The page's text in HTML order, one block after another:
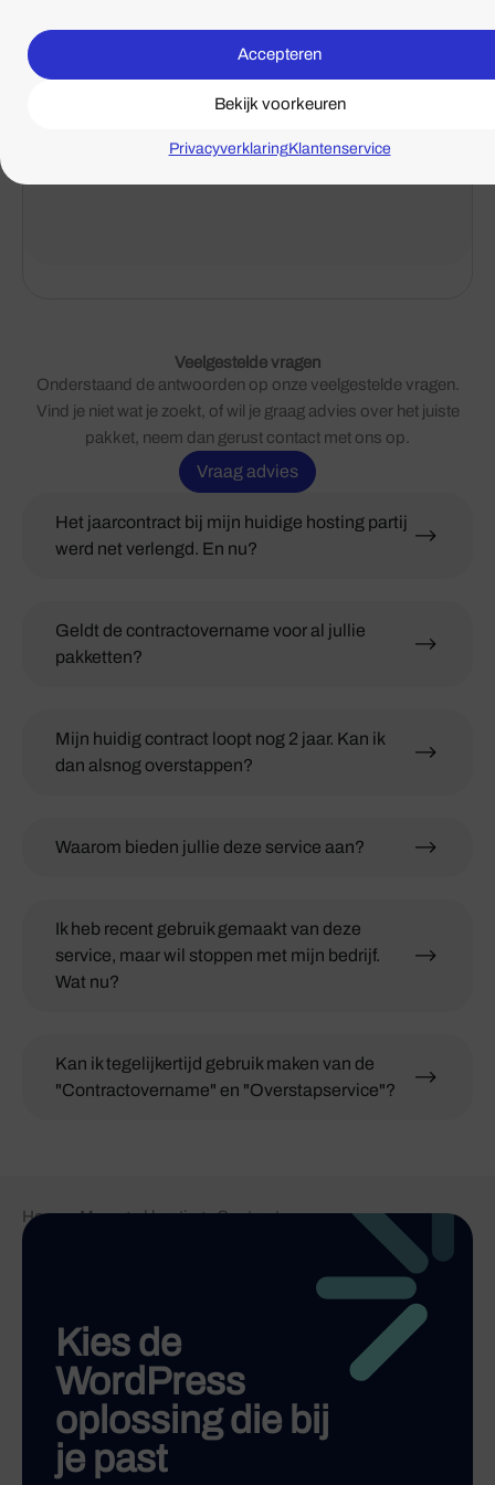
Accepteren
Bekijk voorkeuren
PrivacyverklaringKlantenservice
Gert Jan
Veelgestelde vragen
Onderstaand de antwoorden op onze veelgestelde vragen.
Vind je niet wat je zoekt, of wil je graag advies over het juiste
pakket, neem dan gerust contact met ons op.
Vraag advies
Het jaarcontract bij mijn huidige hosting partij
werd net verlengd. En nu?
Geldt de contractovername voor al jullie
pakketten?
Mijn huidig contract loopt nog 2 jaar. Kan ik
dan alsnog overstappen?
Waarom bieden jullie deze service aan?
Ik heb recent gebruik gemaakt van deze
service, maar wil stoppen met mijn bedrijf.
Wat nu?
Kan ik tegelijkertijd gebruik maken van de
"Contractovername" en "Overstapservice"?
Home-Managed hosting-Contractovername
Kies de
WordPress
oplossing die bij
je past